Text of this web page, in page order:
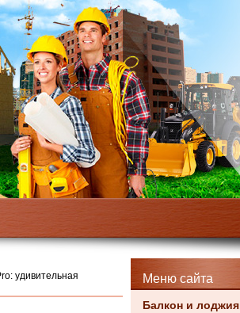
Меню сайта
Балкон и лоджия
удивительная